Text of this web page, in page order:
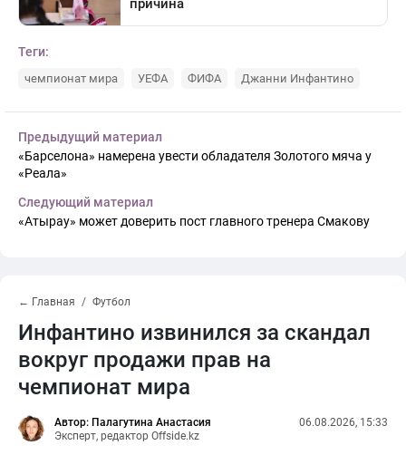
Теги:
чемпионат мира УЕФА ФИФА Джанни Инфантино
Предыдущий материал
«Барселона» намерена увести обладателя Золотого мяча у
«Реала»
Следующий материал
«Атырау» может доверить пост главного тренера Смакову
← Главная Футбол
Инфантино извинился за скандал
вокруг продажи прав на
чемпионат мира
Автор: Палагутина Анастасия
Эксперт, редактор Offside.kz
06.08.2026, 15:33